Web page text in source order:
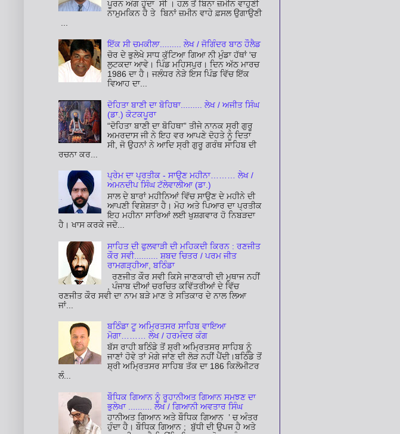
ਪੂਰਨ ਅੰਗ ਹੁੰਦਾ ਸੀ । ਹਲ਼ ਤੋਂ ਬਿਨਾ ਜ਼ਮੀਨ ਵਾਹੁਣੀ
ਨਾਮੁਮਕਿਨ ਹੈ ਤੇ ਬਿਨਾਂ ਜ਼ਮੀਨ ਵਾਹੇ ਫ਼ਸਲ ਉਗਾਉਣੀ
ਇੱਕ ਸੀ ਚਮਕੀਲਾ......... ਲੇਖ / ਜੋਗਿੰਦਰ ਬਾਠ ਹੌਲੈਡ
ਚੋਰ ਦੇ ਭੁਲੇਖੇ ਸਾਧ ਕੁੱਟਿਆ ਗਿਆ ਨੀ ਮੁੰਡਾ ਹੱਥਾਂ 'ਚ
ਲੁਟਕਦਾ ਆਵੇ। ਪਿੰਡ ਮਹਿਸਪੁਰ। ਦਿਨ ਅੱਠ ਮਾਰਚ
1986 ਦਾ ਹੈ। ਜਲੰਧਰ ਨੇੜੇ ਇਸ ਪਿੰਡ ਵਿੱਚ ਇੱਕ
ਵਿਆਹ ਦਾ...
ਦੋਹਿਤਾ ਬਾਣੀ ਦਾ ਬੋਹਿਥਾ......... ਲੇਖ / ਅਜੀਤ ਸਿੰਘ
(ਡਾ.) ਕੋਟਕਪੂਰਾ
“ਦੋਹਿਤਾ ਬਾਣੀ ਦਾ ਬੋਹਿਥਾ” ਤੀਜੇ ਨਾਨਕ ਸ੍ਰੀ ਗੁਰੂ
ਅਮਰਦਾਸ ਜੀ ਨੇ ਇਹ ਵਰ ਆਪਣੇ ਦੋਹਤੇ ਨੂੰ ਦਿਤਾ
ਸੀ, ਜੋ ਉਹਨਾਂ ਨੇ ਆਦਿ ਸ੍ਰੀ ਗੁਰੂ ਗਰੰਥ ਸਾਹਿਬ ਦੀ
ਰਚਨਾ ਕਰ...
ਪ੍ਰੇਮ ਦਾ ਪ੍ਰਤੀਕ - ਸਾਉਣ ਮਹੀਨਾ……… ਲੇਖ /
ਅਮਨਦੀਪ ਸਿੰਘ ਟੱਲੇਵਾਲੀਆ (ਡਾ.)
ਸਾਲ ਦੇ ਬਾਰਾਂ ਮਹੀਨਿਆਂ ਵਿੱਚ ਸਾਉਣ ਦੇ ਮਹੀਨੇ ਦੀ
ਆਪਣੀ ਵਿਸ਼ੇਸ਼ਤਾ ਹੈ। ਮੋਹ ਅਤੇ ਪਿਆਰ ਦਾ ਪ੍ਰਤੀਕ
ਇਹ ਮਹੀਨਾ ਸਾਰਿਆਂ ਲਈ ਖੁਸ਼ਗਵਾਰ ਹੋ ਨਿਬੜਦਾ
ਹੈ। ਖਾਸ ਕਰਕੇ ਜਦੋ...
ਸਾਹਿਤ ਦੀ ਫੁਲਵਾੜੀ ਦੀ ਮਹਿਕਦੀ ਕਿਰਨ : ਰਣਜੀਤ
ਕੌਰ ਸਵੀ.......... ਸ਼ਬਦ ਚਿਤਰ / ਪਰਮ ਜੀਤ
ਰਾਮਗੜ੍ਹੀਆ, ਬਠਿੰਡਾ
ਰਣਜੀਤ ਕੌਰ ਸਵੀ ਕਿਸੇ ਜਾਣਕਾਰੀ ਦੀ ਮੁਥਾਜ ਨਹੀਂ
, ਪੰਜਾਬ ਦੀਆਂ ਚਰਚਿਤ ਕਵਿੱਤਰੀਆਂ ਦੇ ਵਿੱਚ
ਰਣਜੀਤ ਕੌਰ ਸਵੀ ਦਾ ਨਾਮ ਬੜੇ ਮਾਣ ਤੇ ਸਤਿਕਾਰ ਦੇ ਨਾਲ ਲਿਆ
ਜਾਂ...
ਬਠਿੰਡਾ ਟੂ ਅਮ੍ਰਿਤਸਰ ਸਾਹਿਬ ਵਾਇਆ
ਮੋਗਾ……… ਲੇਖ / ਹਰਮੰਦਰ ਕੰਗ
ਬੱਸ ਰਾਹੀ ਬਠਿੰਡੇ ਤੋਂ ਸ਼੍ਰੀ ਅਮ੍ਰਿਤਸਰ ਸਾਹਿਬ ਨੂੰ
ਜਾਣਾਂ ਹੋਵੇ ਤਾਂ ਮੋਗੇ ਜਾਂਣ ਦੀ ਲੋੜ ਨਹੀਂ ਪੈਂਦੀ।ਬਠਿੰਡੇ ਤੋਂ
ਸ਼੍ਰੀ ਅਮ੍ਰਿਤਸਰ ਸਾਹਿਬ ਤੱਕ ਦਾ 186 ਕਿਲੋਮੀਟਰ
ਲੰ...
ਬੌਧਿਕ ਗਿਆਨ ਨੂੰ ਰੂਹਾਨੀਅਤ ਗਿਆਨ ਸਮਝਣ ਦਾ
ਭੁਲੇਖਾ .......... ਲੇਖ / ਗਿਆਨੀ ਅਵਤਾਰ ਸਿੰਘ
ਹਾਨੀਅਤ ਗਿਆਨ ਅਤੇ ਬੌਧਿਕ ਗਿਆਨ ’ ਚ ਅੰਤਰ
ਹੁੰਦਾ ਹੈ। ਬੌਧਿਕ ਗਿਆਨ ; ਬੁੱਧੀ ਦੀ ਉਪਜ ਹੈ ਅਤੇ